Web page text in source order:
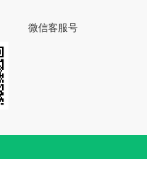
微信客服号